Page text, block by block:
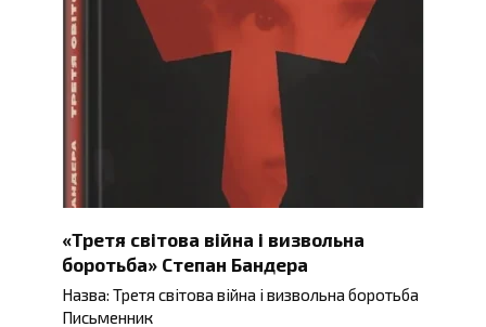
«Третя світова війна і визвольна
боротьба» Степан Бандера
Назва: Третя світова війна і визвольна боротьба
Письменник